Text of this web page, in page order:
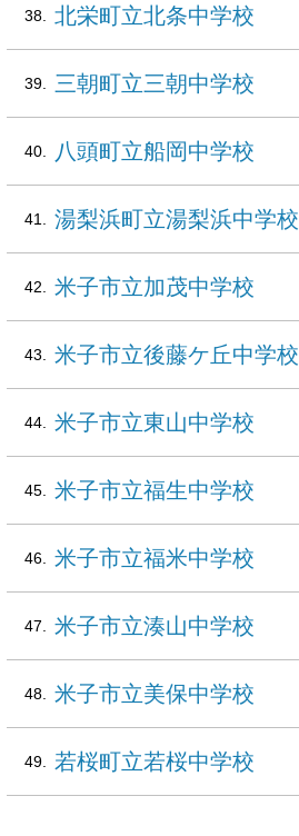
北栄町立北条中学校
三朝町立三朝中学校
八頭町立船岡中学校
湯梨浜町立湯梨浜中学校
米子市立加茂中学校
米子市立後藤ケ丘中学校
米子市立東山中学校
米子市立福生中学校
米子市立福米中学校
米子市立湊山中学校
米子市立美保中学校
若桜町立若桜中学校